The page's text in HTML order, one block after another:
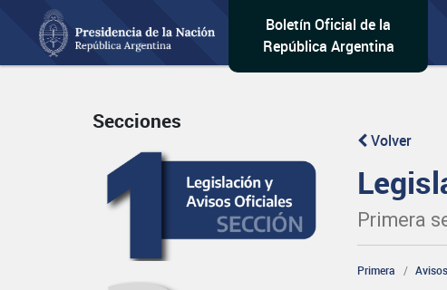
Boletín Oficial de la
República Argentina
Secciones
Volver
Primera
Primera